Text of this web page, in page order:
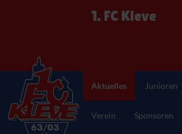
1. FC Kleve
Aktuelles Junioren
Verein Sponsoren